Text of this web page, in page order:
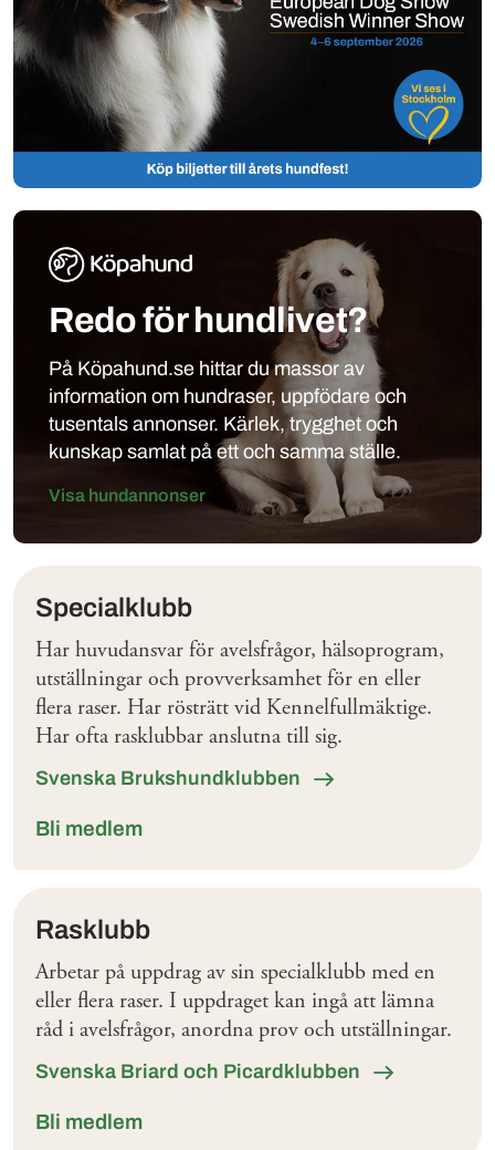
Redo för hundlivet?
På Köpahund.se hittar du massor av
information om hundraser, uppfödare och
tusentals annonser. Kärlek, trygghet och
kunskap samlat på ett och samma ställe.
Visa hundannonser
Specialklubb
Har huvudansvar för avelsfrågor, hälsoprogram,
utställningar och provverksamhet för en eller
flera raser. Har rösträtt vid Kennelfullmäktige.
Har ofta rasklubbar anslutna till sig.
Svenska Brukshundklubben
Bli medlem
Rasklubb
Arbetar på uppdrag av sin specialklubb med en
eller flera raser. I uppdraget kan ingå att lämna
råd i avelsfrågor, anordna prov och utställningar.
Svenska Briard och Picardklubben
Bli medlem